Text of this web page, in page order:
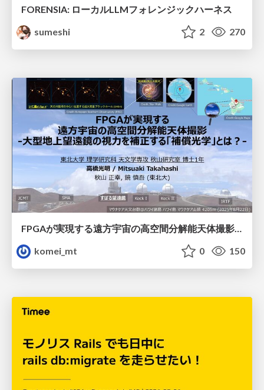
FORENSIA: ローカルLLMフォレンジックハーネス
sumeshi
2 270
FPGAが実現する遠方宇宙の高空間分解能天体撮影 -大型地上望遠鏡の視力を補正する「補償光学」とは？-
komei_mt
0 150